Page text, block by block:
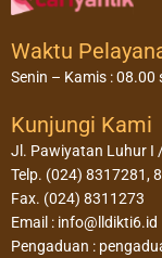
Waktu
Senin – Kamis :
Kunjungi Kami
Jl. Pawiyatan Luhur I
Telp. (024) 8317281,
Fax. (024) 8311273
Email : info@lldikti6.id
Pengaduan :